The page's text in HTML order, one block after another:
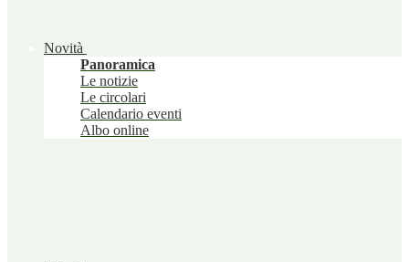
Novità
Panoramica
Le notizie
Le circolari
Calendario eventi
Albo online